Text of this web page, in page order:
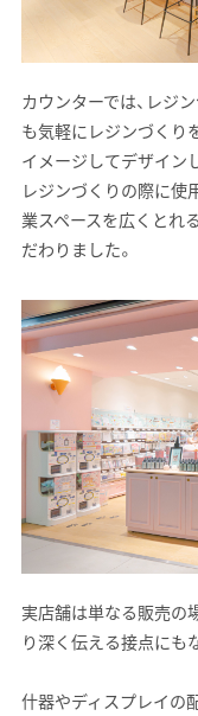
カウンターでは、レジ
も気軽にレジンづくり
イメージしてデザイン
レジンづくりの際に使
業スペースを広くとれ
だわりました。
実店舗は単なる販売の
り深く伝える接点にも
什器やディスプレイの